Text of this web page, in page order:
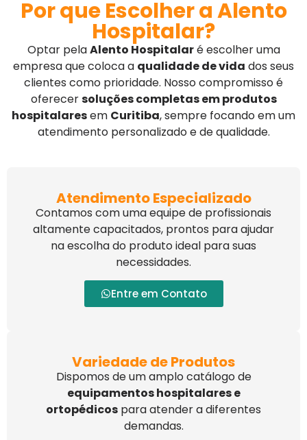
Por que Escolher a Alento
Hospitalar?
Optar pelaAlento Hospitalaré escolher uma
empresa que coloca a qualidade de vida dos seus
clientes como prioridade. Nosso compromisso é
oferecersoluções completas em produtos
hospitalaresem Curitiba, sempre focando em um
atendimento personalizado e de qualidade.
Atendimento Especializado
Contamos com uma equipe de profissionais
altamente capacitados, prontos para ajudar
na escolha do produto ideal para suas
necessidades.
Entre em Contato
Variedade de Produtos
Dispomos de um amplo catálogo de
equipamentos hospitalares e
ortopédicos para atender a diferentes
demandas.